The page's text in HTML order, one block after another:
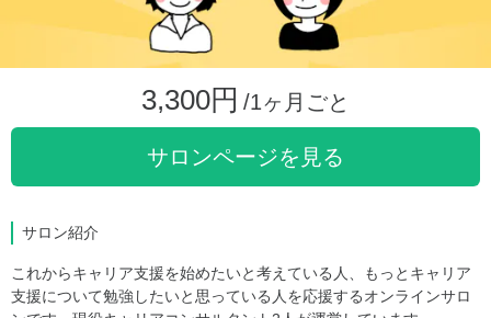
3,300円 /1ヶ月ごと
サロンページを見る
サロン紹介
これからキャリア支援を始めたいと考えている人、もっとキャリア
支援について勉強したいと思っている人を応援するオンラインサロ